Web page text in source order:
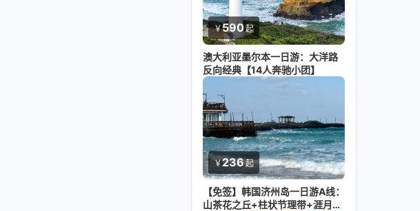
￥590起
澳大利亚墨尔本一日游：大洋路
反向经典【14人奔驰小团】
￥236起
【免签】韩国济州岛一日游A线：
山茶花之丘+柱状节理带+涯月咖